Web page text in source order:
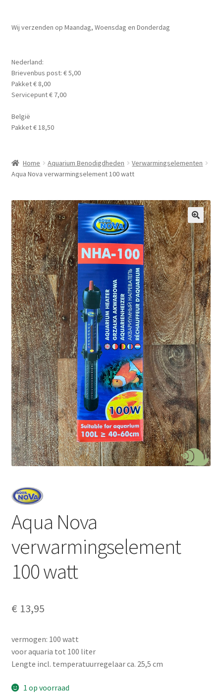
Voer
Contact Formulier
Wij verzenden op Maandag, Woensdag en Donderdag
Nederland:
Brievenbus post: € 5,00
Pakket € 8,00
Servicepunt € 7,00
België
Pakket € 18,50
Home Aquarium Benodigdheden
Verwarmingselementen
Aqua Nova verwarmingselement 100 watt
Aqua Nova
verwarmingselement
100 watt
€ 13,95
vermogen: 100 watt
voor aquaria tot 100 liter
Lengte incl. temperatuurregelaar ca. 25,5 cm
1 op voorraad